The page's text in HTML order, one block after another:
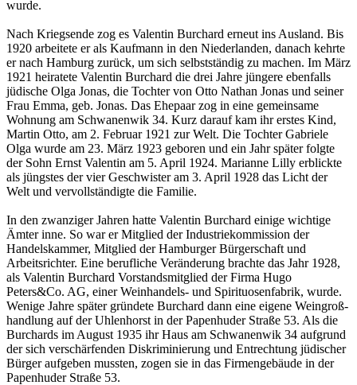
wurde.
Nach Kriegsende zog es Valentin Burchard erneut ins Ausland. Bis
1920 arbeitete er als Kauf­mann in den Niederlanden, danach kehrte
er nach Hamburg zurück, um sich selbstständig zu machen. Im März
1921 heiratete Valentin Burchard die drei Jahre jüngere ebenfalls
jüdische Olga Jonas, die Tochter von Otto Nathan Jonas und seiner
Frau Emma, geb. Jonas. Das Ehe­paar zog in eine gemeinsame
Wohnung am Schwanenwik 34. Kurz darauf kam ihr erstes Kind,
Martin Otto, am 2. Februar 1921 zur Welt. Die Tochter Gabriele
Olga wurde am 23. März 1923 geboren und ein Jahr später folgte
der Sohn Ernst Valentin am 5. April 1924. Mari­an­ne Lilly erblickte
als jüngstes der vier Geschwister am 3. April 1928 das Licht der
Welt und vervollständigte die Familie.
In den zwanziger Jahren hatte Valentin Burchard einige wichtige
Ämter inne. So war er Mit­glied der Industriekommission der
Handelskammer, Mitglied der Hamburger Bürgerschaft und
Arbeitsrichter. Eine berufliche Veränderung brachte das Jahr 1928,
als Valen­tin Burchard Vorstandsmitglied der Firma Hugo
Peters&Co. AG, einer Weinhandels- und Spirituosenfabrik, wur­de.
We­ni­ge Jahre später gründete Burchard dann eine eigene Wein­groß­­
handlung auf der Uhlenhorst in der Papenhuder Straße 53. Als die
Burchards im August 1935 ihr Haus am Schwa­nen­wik 34 aufgrund
der sich verschärfenden Diskrimi­nie­rung und Entrechtung jüdischer
Bürger aufgeben mussten, zo­gen sie in das Firmengebäude in der
Papenhuder Straße 53.